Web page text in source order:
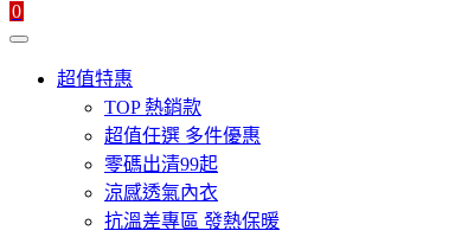
0
超值特惠
TOP 熱銷款
超值任選 多件優惠
零碼出清99起
涼感透氣內衣
抗溫差專區 發熱保暖